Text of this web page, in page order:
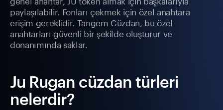
paylaşılabilir. Fonları çekmek için özel anahtara
erişim gereklidir. Tangem Cüzdan, bu özel
anahtarları güvenli bir şekilde oluşturur ve
donanımında saklar.
Ju Rugan cüzdan türleri
nelerdir?